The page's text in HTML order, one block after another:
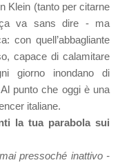
Klein (tanto per citarne
va sans dire - ma
con quell’abbagliante
capace di calamitare
giorno inondano di
punto che oggi è una
italiane.
la tua parabola sui
pressoché inattivo -